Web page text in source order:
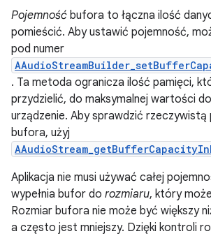
Pojemność bufora to łączna ilość
pomieścić. Aby ustawić pojemność,
pod numer
. Ta metoda ogranicza ilość pamięci,
przydzielić, do maksymalnej wartości
urządzenie. Aby sprawdzić rzeczywistą
bufora, użyj
Aplikacja nie musi używać całej
wypełnia bufor do rozmiaru, który
Rozmiar bufora nie może być większy
a często jest mniejszy. Dzięki kontroli